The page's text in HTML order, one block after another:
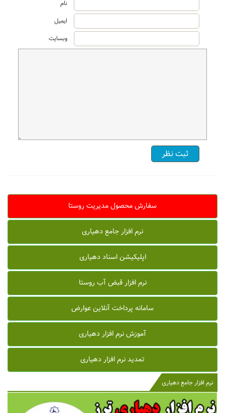
نام
ایمیل
وبسایت
سفارش محصول مدیریت روستا
نرم افزار جامع دهیاری
اپلیکیشن اسناد دهیاری
نرم افزار قبض آب روستا
سامانه پرداخت آنلاین عوارض
آموزش نرم افزار دهیاری
تمدید نرم افزار دهیاری
نرم افزار جامع دهیاری